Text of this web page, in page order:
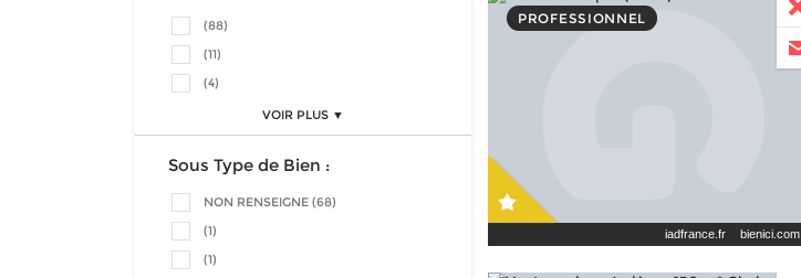
(88)
(11)
(4)
VOIR PLUS ▼
Sous Type de Bien :
NON RENSEIGNE (68)
(1)
(1)
PROFESSIONNEL
iadfrance.fr bienici.com